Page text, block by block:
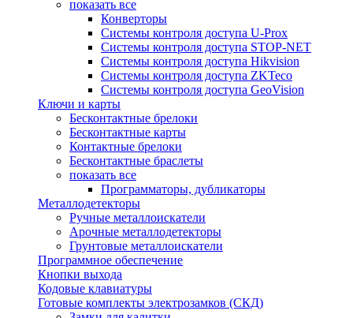
показать все
Конверторы
Системы контроля доступа U-Prox
Системы контроля доступа STOP-NET
Системы контроля доступа Hikvision
Системы контроля доступа ZKTeco
Системы контроля доступа GeoVision
Ключи и карты
Бесконтактные брелоки
Бесконтактные карты
Контактные брелоки
Бесконтактные браслеты
показать все
Программаторы, дубликаторы
Металлодетекторы
Ручные металлоискатели
Арочные металлодетекторы
Грунтовые металлоискатели
Программное обеспечение
Кнопки выхода
Кодовые клавиатуры
Готовые комплекты электрозамков (СКД)